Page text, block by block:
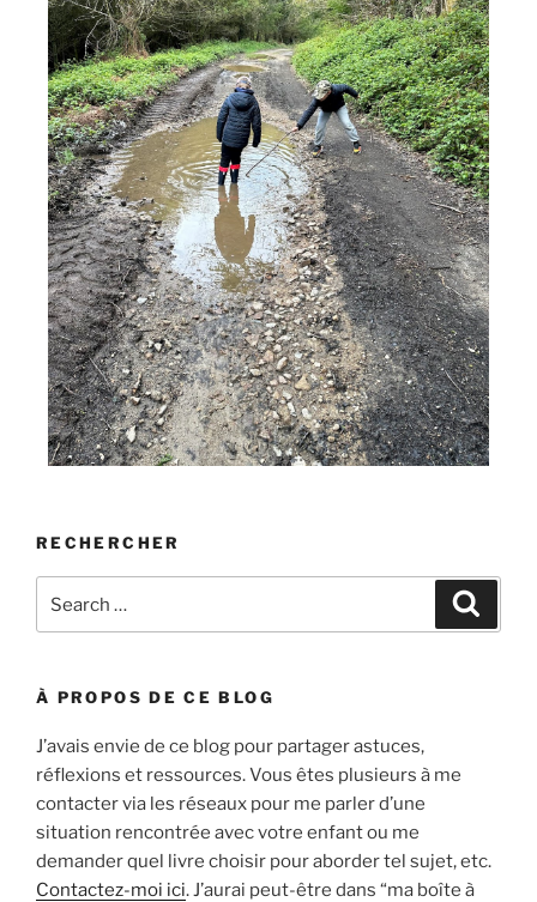
RECHERCHER
À PROPOS DE CE BLOG
J’avais envie de ce blog pour partager astuces,
réflexions et ressources. Vous êtes plusieurs à me
contacter via les réseaux pour me parler d’une
situation rencontrée avec votre enfant ou me
demander quel livre choisir pour aborder tel sujet, etc.
Contactez-moi ici. J’aurai peut-être dans “ma boîte à